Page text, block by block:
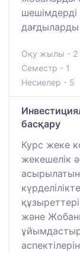
Оқу жылы - 2
Семестр - 1
Несиелер - 5
басқару
Курс жеке
жекешелік
және